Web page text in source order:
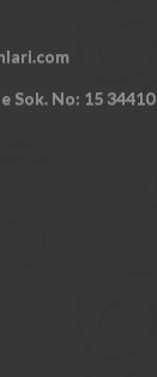
Sok. No: 15